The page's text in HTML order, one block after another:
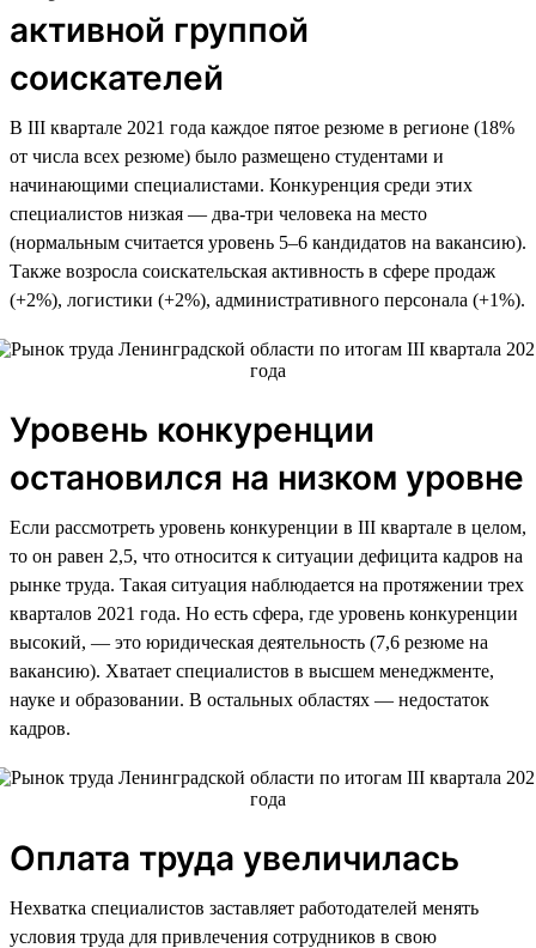
активной группой
соискателей
В III квартале 2021 года каждое пятое резюме в регионе (18%
от числа всех резюме) было размещено студентами и
начинающими специалистами. Конкуренция среди этих
специалистов низкая — два-три человека на место
(нормальным считается уровень 5–6 кандидатов на вакансию).
Также возросла соискательская активность в сфере продаж
(+2%), логистики (+2%), административного персонала (+1%).
Уровень конкуренции
остановился на низком уровне
Если рассмотреть уровень конкуренции в III квартале в целом,
то он равен 2,5, что относится к ситуации дефицита кадров на
рынке труда. Такая ситуация наблюдается на протяжении трех
кварталов 2021 года. Но есть сфера, где уровень конкуренции
высокий, — это юридическая деятельность (7,6 резюме на
вакансию). Хватает специалистов в высшем менеджменте,
науке и образовании. В остальных областях — недостаток
кадров.
Оплата труда увеличилась
Нехватка специалистов заставляет работодателей менять
условия труда для привлечения сотрудников в свою